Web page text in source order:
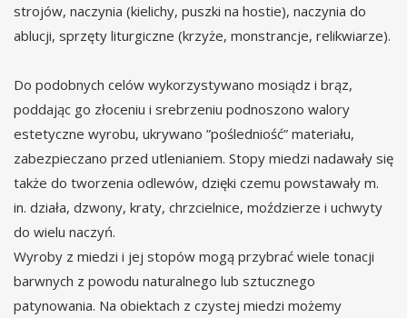
strojów, naczynia (kielichy, puszki na hostie), naczynia do
ablucji, sprzęty liturgiczne (krzyże, monstrancje, relikwiarze).
Do podobnych celów wykorzystywano mosiądz i brąz,
poddając go złoceniu i srebrzeniu podnoszono walory
estetyczne wyrobu, ukrywano ”pośledniość” materiału,
zabezpieczano przed utlenianiem. Stopy miedzi nadawały się
także do tworzenia odlewów, dzięki czemu powstawały m.
in. działa, dzwony, kraty, chrzcielnice, moździerze i uchwyty
do wielu naczyń.
Wyroby z miedzi i jej stopów mogą przybrać wiele tonacji
barwnych z powodu naturalnego lub sztucznego
patynowania. Na obiektach z czystej miedzi możemy